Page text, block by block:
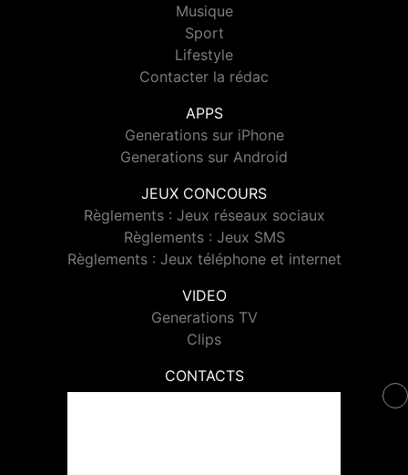
Musique
Sport
Lifestyle
Contacter la rédac
APPS
Generations sur iPhone
Generations sur Android
JEUX CONCOURS
Règlements : Jeux réseaux sociaux
Règlements : Jeux SMS
Règlements : Jeux téléphone et internet
VIDEO
Generations TV
Clips
CONTACTS
Contacter Generations